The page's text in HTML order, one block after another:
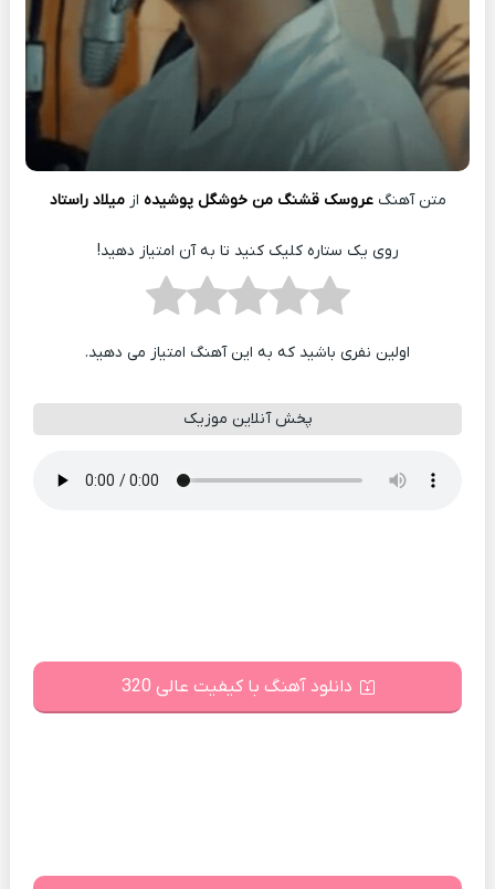
متن آهنگعروسک قشنگ من خوشگل پوشیده ازمیلاد راستاد
روی یک ستاره کلیک کنید تا به آن امتیاز دهید!
اولین نفری باشید که به این آهنگ امتیاز می دهید.
پخش آنلاین موزیک
دانلود آهنگ با کیفیت عالی 320